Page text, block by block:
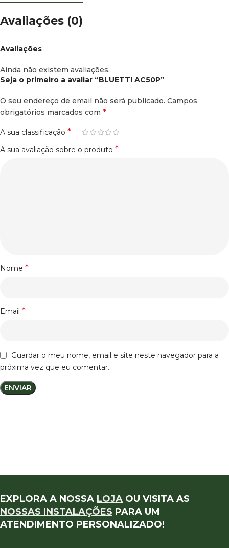
Avaliações (0)
Avaliações
Ainda não existem avaliações.
Seja o primeiro a avaliar “BLUETTI AC50P”
O seu endereço de email não será publicado. Campos
obrigatórios marcados com *
A sua classificação *
A sua avaliação sobre o produto *
Nome *
Email *
Guardar o meu nome, email e site neste navegador para a
próxima vez que eu comentar.
EXPLORA A NOSSA LOJA OU VISITA AS
NOSSAS INSTALAÇÕES PARA UM
ATENDIMENTO PERSONALIZADO!